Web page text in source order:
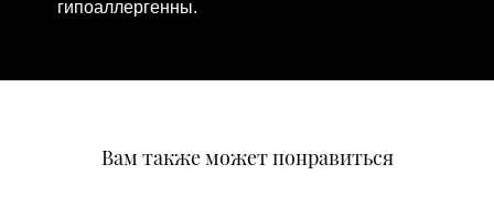
гипоаллергенны.
Вам также может понравиться